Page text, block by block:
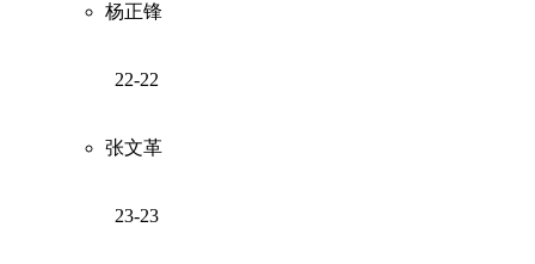
杨正锋
22-22
张文革
23-23